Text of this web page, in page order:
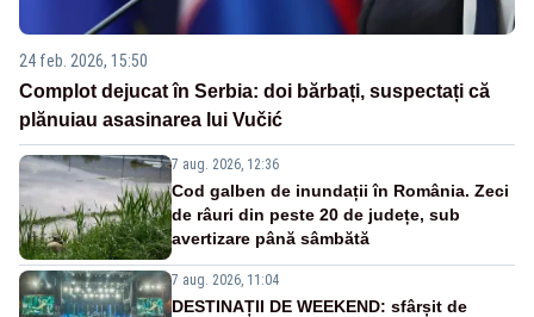
24 feb. 2026, 15:50
Complot dejucat în Serbia: doi bărbați, suspectați că
plănuiau asasinarea lui Vučić
7 aug. 2026, 12:36
Cod galben de inundații în România. Zeci
de râuri din peste 20 de județe, sub
avertizare până sâmbătă
7 aug. 2026, 11:04
DESTINAȚII DE WEEKEND: sfârșit de